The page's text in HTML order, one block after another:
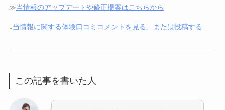
≫当情報のアップデートや修正提案はこちらから
↓当情報に関する体験口コミコメントを見る、または投稿する
この記事を書いた人